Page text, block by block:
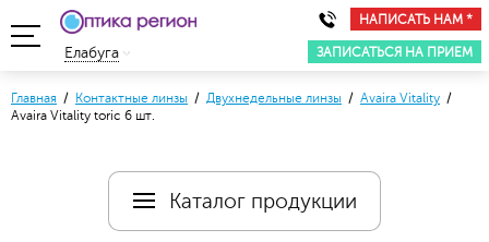
НАПИСАТЬ НАМ *
ЗАПИСАТЬСЯ НА ПРИЕМ
Елабуга
Главная / Контактные линзы / Двухнедельные линзы / Avaira Vitality /
Avaira Vitality toric 6 шт.
Каталог продукции